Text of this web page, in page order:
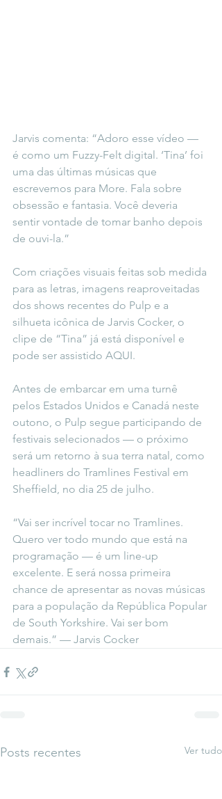
Jarvis comenta: “Adoro esse vídeo —
é como um Fuzzy-Felt digital. ‘Tina’ foi
uma das últimas músicas que
escrevemos para More. Fala sobre
obsessão e fantasia. Você deveria
sentir vontade de tomar banho depois
de ouvi-la.”
Com criações visuais feitas sob medida
para as letras, imagens reaproveitadas
dos shows recentes do Pulp e a
silhueta icônica de Jarvis Cocker, o
clipe de “Tina” já está disponível e
pode ser assistido AQUI.
Antes de embarcar em uma turnê
pelos Estados Unidos e Canadá neste
outono, o Pulp segue participando de
festivais selecionados — o próximo
será um retorno à sua terra natal, como
headliners do Tramlines Festival em
Sheffield, no dia 25 de julho.
“Vai ser incrível tocar no Tramlines.
Quero ver todo mundo que está na
programação — é um line-up
excelente. E será nossa primeira
chance de apresentar as novas músicas
para a população da República Popular
de South Yorkshire. Vai ser bom
demais.” — Jarvis Cocker
Posts recentes Ver tudo